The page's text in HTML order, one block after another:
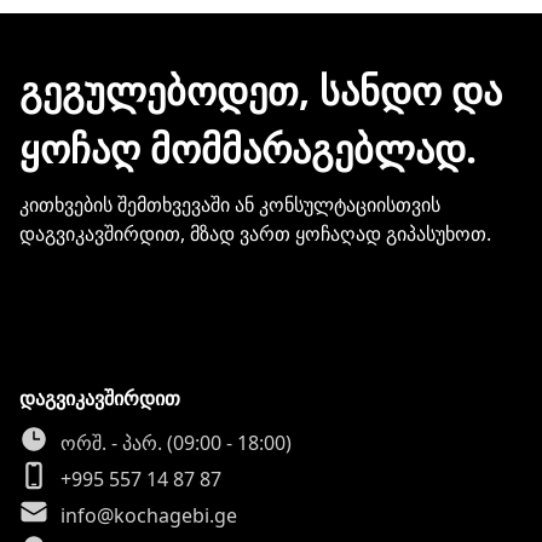
ჩვენთან პროდუქციის შეძენისთვის არ
მონაცემების და სხვა პირადი
ინფორმაციის გაზიარება.
ᲒᲔᲒᲣᲚᲔᲑᲝᲓᲔᲗ, ᲡᲐᲜᲓᲝ ᲓᲐ
ᲧᲝᲩᲐᲦ ᲛᲝᲛᲛᲐᲠᲐᲒᲔᲑᲚᲐᲓ.
კითხვების შემთხვევაში ან კონსულტაციისთვის
დაგვიკავშირდით, მზად ვართ ყოჩაღად გიპასუხოთ.
დაგვიკავშირდით
ორშ. - პარ. (09:00 - 18:00)
+995 557 14 87 87
info@kochagebi.ge